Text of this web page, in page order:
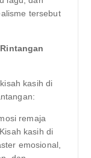
tersebut
kasih di
remaja
kasih di
emosional,